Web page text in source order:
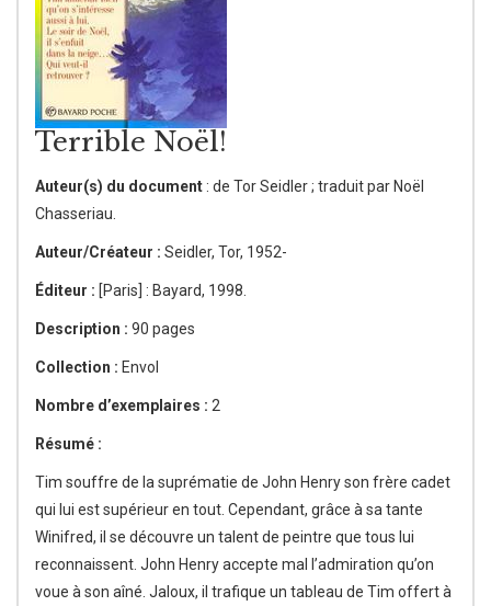
Terrible Noël!
Auteur(s) du document : de Tor Seidler ; traduit par Noël
Chasseriau.
Auteur/Créateur : Seidler, Tor, 1952-
Éditeur : [Paris] : Bayard, 1998.
Description : 90 pages
Collection : Envol
Nombre d’exemplaires : 2
Résumé :
Tim souffre de la suprématie de John Henry son frère cadet
qui lui est supérieur en tout. Cependant, grâce à sa tante
Winifred, il se découvre un talent de peintre que tous lui
reconnaissent. John Henry accepte mal l’admiration qu’on
voue à son aîné. Jaloux, il trafique un tableau de Tim offert à